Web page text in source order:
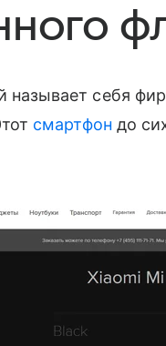
называет себя
смартфон до